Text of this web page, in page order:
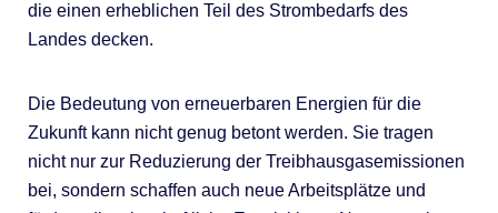
die einen erheblichen Teil des Strombedarfs des
Landes decken.
Die Bedeutung von erneuerbaren Energien für die
Zukunft kann nicht genug betont werden. Sie tragen
nicht nur zur Reduzierung der Treibhausgasemissionen
bei, sondern schaffen auch neue Arbeitsplätze und